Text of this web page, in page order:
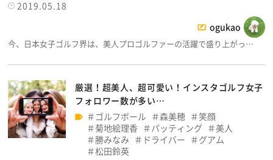
2019.05.18
ogukao
今、日本女子ゴルフ界は、美人プロゴルファーの活躍で盛り上がっ…
厳選！超美人、超可愛い！インスタゴルフ女子
フォロワー数が多い…
ゴルフボール
森美穂
笑顔
菊地絵理香
パッティング
美人
勝みなみ
ドライバー
グアム
松田鈴英